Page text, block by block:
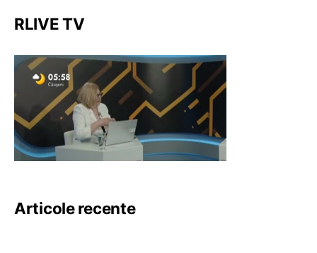
RLIVE TV
Articole recente